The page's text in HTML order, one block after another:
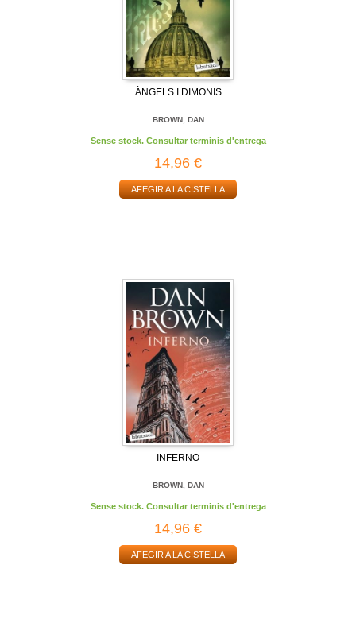
ÀNGELS I DIMONIS
BROWN, DAN
Sense stock. Consultar terminis d'entrega
14,96 €
AFEGIR A LA CISTELLA
INFERNO
BROWN, DAN
Sense stock. Consultar terminis d'entrega
14,96 €
AFEGIR A LA CISTELLA